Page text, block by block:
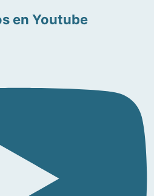
en Youtube